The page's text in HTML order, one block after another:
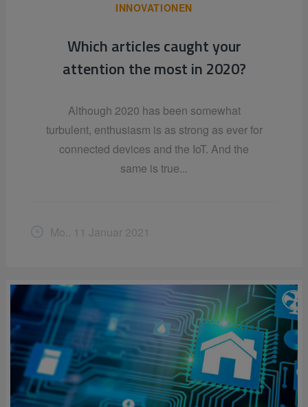
INNOVATIONEN
Which articles caught your
attention the most in 2020?
Although 2020 has been somewhat
turbulent, enthusiasm is as strong as ever for
connected devices and the IoT. And the
same is true...
Mo.. 11 Januar 2021